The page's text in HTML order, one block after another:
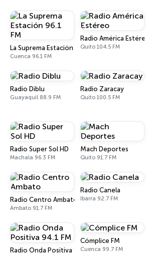
La Suprema Estación 96.1 FM
Cuenca 96.1 FM
Radio América Estéreo
Quito 104.5 FM
Radio Diblu
Guayaquil 88.9 FM
Radio Zaracay
Quito 100.5 FM
Radio Super Sol HD
Machala 96.3 FM
Mach Deportes
Quito 91.7 FM
Radio Centro Ambato
Ambato 91.7 FM
Radio Canela
Ibarra 92.7 FM
Radio Onda Positiva 94.1 FM
Cómplice FM
Cuenca 99.7 FM